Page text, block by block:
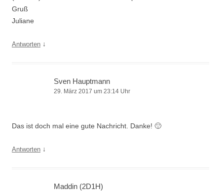
Gruß
Juliane
Antworten ↓
Sven Hauptmann
29. März 2017 um 23:14 Uhr
Das ist doch mal eine gute Nachricht. Danke! 🙂
Antworten ↓
Maddin (2D1H)